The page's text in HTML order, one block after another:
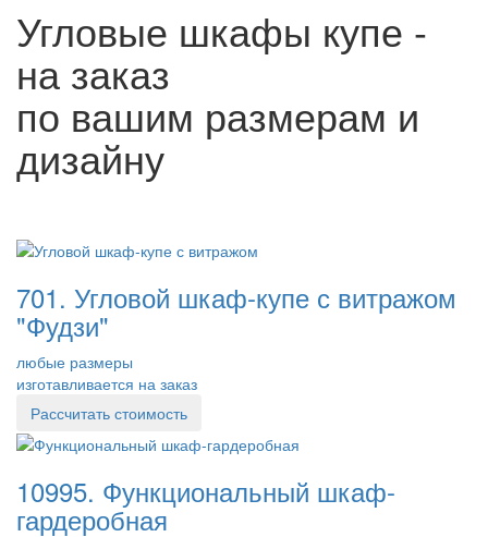
Угловые шкафы купе -
на заказ
по вашим размерам и
дизайну
701. Угловой шкаф-купе с витражом
"Фудзи"
любые размеры
изготавливается на заказ
Рассчитать стоимость
10995. Функциональный шкаф-
гардеробная